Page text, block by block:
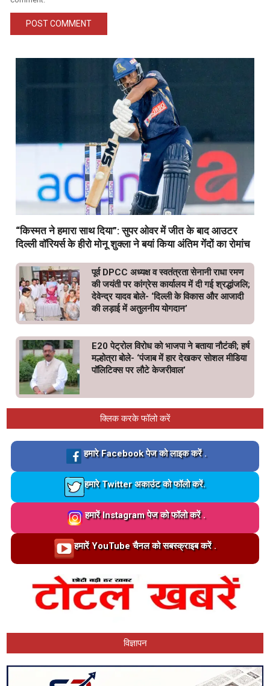
“किस्मत ने हमारा साथ दिया”: सुपर ओवर में जीत के बाद आउटर
दिल्ली वॉरियर्स के हीरो मोनू शुक्ला ने बयां किया अंतिम गेंदों का रोमांच
पूर्व DPCC अध्यक्ष व स्वतंत्रता सेनानी राधा रमण
की जयंती पर कांग्रेस कार्यालय में दी गई श्रद्धांजलि;
देवेन्द्र यादव बोले- ‘दिल्ली के विकास और आजादी
की लड़ाई में अतुलनीय योगदान’
E20 पेट्रोल विरोध को भाजपा ने बताया नौटंकी; हर्ष
मल्होत्रा बोले- ‘पंजाब में हार देखकर सोशल मीडिया
पॉलिटिक्स पर लौटे केजरीवाल’
क्लिक करके फॉलो करें
Loading…
हमारे Facebook पेज को लाइक करें .
Loading…
हमारे Twitter अकाउंट को फॉलो करें.
Loading…
हमारें Instagram पेज को फॉलो करें .
Loading…हमारें YouTube चैनल को सबस्क्राइब करें .
विज्ञापन